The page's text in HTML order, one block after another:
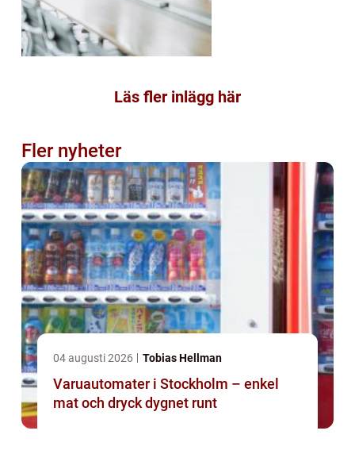
Läs fler inlägg här
Fler nyheter
04 augusti 2026 Tobias Hellman
Varuautomater i Stockholm – enkel
mat och dryck dygnet runt